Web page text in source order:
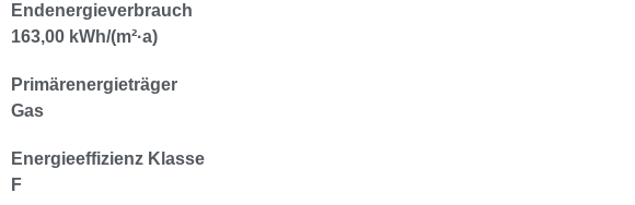
Endenergieverbrauch
163,00 kWh/(m²·a)
Primärenergieträger
Gas
Energieeffizienz Klasse
F